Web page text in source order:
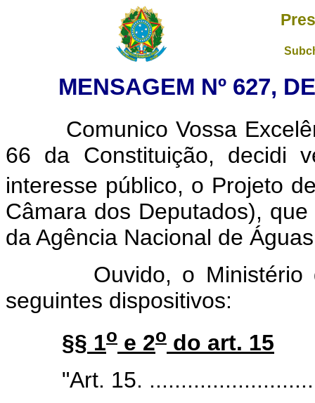
MENSAGEM Nº 627,
Comunico Vossa
66 da Constituição, decidi
interesse público, o Projeto
Câmara dos Deputados),
da Agência Nacional de
Ouvido, o Ministério do
seguintes dispositivos:
§§ 1o e 2o do art. 15
"Art. 15.